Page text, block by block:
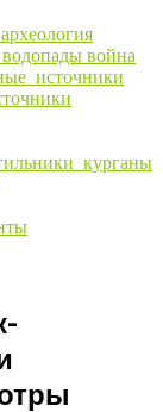
археология
водопады война